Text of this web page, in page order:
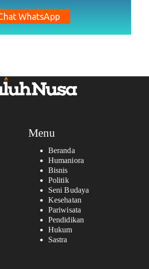
WhatsApp
Menu
Beranda
Humaniora
Bisnis
Politik
Seni Budaya
Kesehatan
Pariwisata
Pendidikan
Hukum
Sastra